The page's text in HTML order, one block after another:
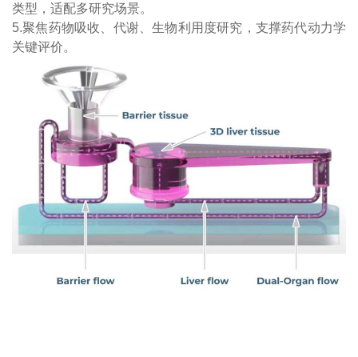
类型，适配多研究场景。
5.聚焦药物吸收、代谢、生物利用度研究，支撑药代动力学
关键评价。